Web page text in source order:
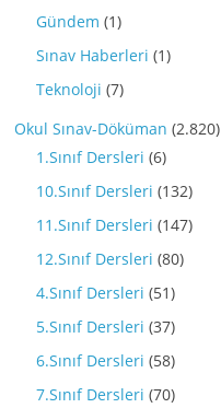
Gündem (1)
Sınav Haberleri (1)
Teknoloji (7)
Okul Sınav-Döküman (2.820)
1.Sınıf Dersleri (6)
10.Sınıf Dersleri (132)
11.Sınıf Dersleri (147)
12.Sınıf Dersleri (80)
4.Sınıf Dersleri (51)
5.Sınıf Dersleri (37)
6.Sınıf Dersleri (58)
7.Sınıf Dersleri (70)